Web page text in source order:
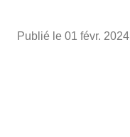
Publié le 01 févr. 2024